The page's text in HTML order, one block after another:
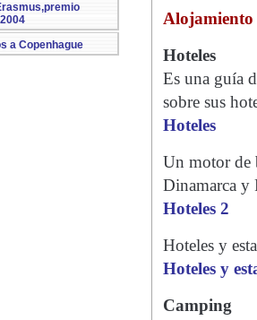
a Copenhague
Alojamiento
Hoteles
Es una guía
sobre sus
Hoteles
Un motor de
Dinamarca y
Hoteles 2
Hoteles y
Hoteles y
Camping